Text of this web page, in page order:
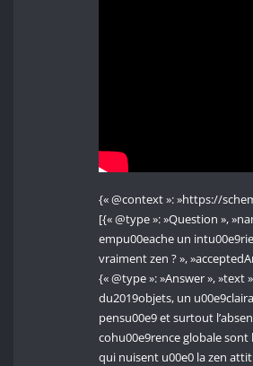
{« @context »: »https://
[{« @type »: »Question »,
empu00eache un
vraiment zen ? »,
{« @type »: »Answer », »text
du2019objets, un
pensu00e9 et surtout
cohu00e9rence globale
qui nuisent u00e0 la zen